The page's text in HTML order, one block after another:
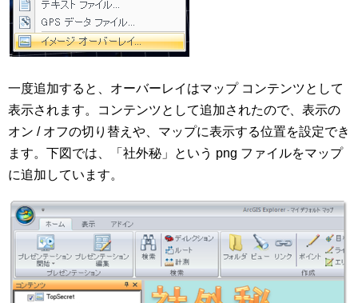
一度追加すると、オーバーレイはマップ コンテンツとして
表示されます。コンテンツとして追加されたので、表示の
オン / オフの切り替えや、マップに表示する位置を設定でき
ます。下図では、「社外秘」という png ファイルをマップ
に追加しています。